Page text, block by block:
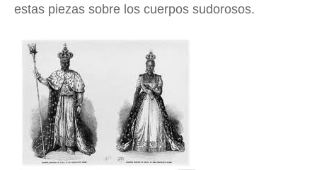
estas piezas sobre los cuerpos sudorosos.